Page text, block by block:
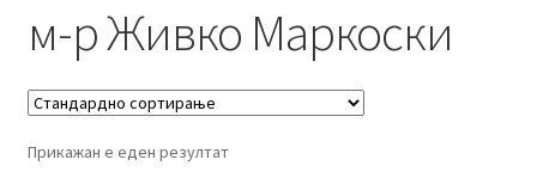
Наплата
Портал Академик
м-р Живко Маркоски
Прикажан е еден резултат